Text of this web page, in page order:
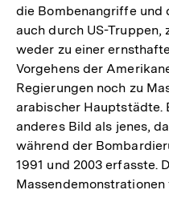
die Bombenangriffe und
auch durch US-Truppen,
weder zu einer
Vorgehens der
Regierungen noch zu
arabischer Hauptstädte.
anderes Bild als jenes,
während der
1991 und 2003 erfasste.